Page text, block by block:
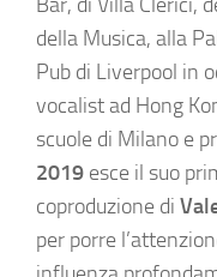
della Musica, alla
Pub di Liverpool in
vocalist ad Hong
scuole di Milano e
2019 esce il suo
coproduzione di
per porre